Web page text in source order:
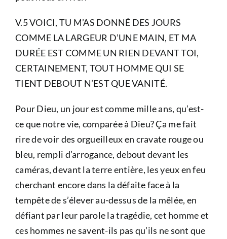
V.5 VOICI, TU M’AS DONNÉ DES JOURS
COMME LA LARGEUR D’UNE MAIN, ET MA
DURÉE EST COMME UN RIEN DEVANT TOI,
CERTAINEMENT, TOUT HOMME QUI SE
TIENT DEBOUT N’EST QUE VANITÉ.
Pour Dieu, un jour est comme mille ans, qu’est-
ce que notre vie, comparée à Dieu? Ça me fait
rire de voir des orgueilleux en cravate rouge ou
bleu, rempli d’arrogance, debout devant les
caméras, devant la terre entière, les yeux en feu
cherchant encore dans la défaite face à la
tempête de s’élever au-dessus de la mêlée, en
défiant par leur parole la tragédie, cet homme et
ces hommes ne savent-ils pas qu’ils ne sont que